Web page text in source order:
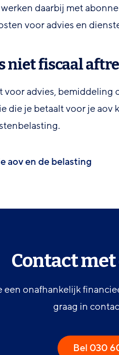
daarbij met
voor advies en
niet fiscaal
voor advies, bemiddeling
die je betaalt voor je
aov en de belasting
Contact
een onafhankelijk
graag in
Bel 030